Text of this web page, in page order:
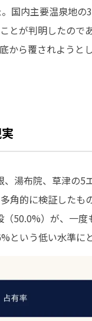
国内主要温泉地
とが判明したので
から覆されようと
湯布院、草津の5
角的に検証したも
50.0%）が、一
という低い水準に